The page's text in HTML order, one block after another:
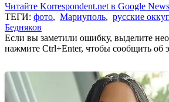
Читайте Korrespondent.net в Google News
ТЕГИ: фото, Мариуполь, русские
Бедняков
Если вы заметили ошибку, выделите
нажмите Ctrl+Enter, чтобы сообщить об